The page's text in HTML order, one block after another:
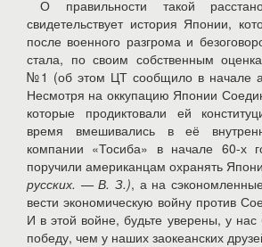
О правильности такой
свидетельствует история Японии,
после военного разгрома и
стала, по своим собственным
№1 (об этом ЦТ сообщило в начале
Несмотря на оккупацию Японии
которые продиктовали ей
время вмешивались в её
компании «Тосиба» в начале 60-х
поручили американцам охранять
русских. — В. З.), а на
вести экономическую войну против
И в этой войне, будьте уверены, у
победу, чем у наших заокеанских